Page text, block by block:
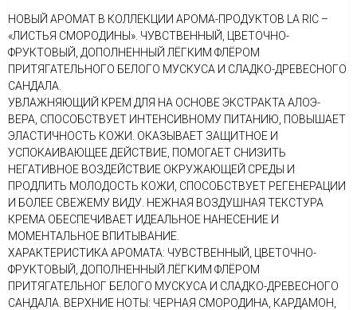
НОВЫЙ АРОМАТ В КОЛЛЕКЦИИ АРОМА-ПРОДУКТОВ LA RIC –
«ЛИСТЬЯ СМОРОДИНЫ». ЧУВСТВЕННЫЙ, ЦВЕТОЧНО-
ФРУКТОВЫЙ, ДОПОЛНЕННЫЙ ЛЁГКИМ ФЛЁРОМ
ПРИТЯГАТЕЛЬНОГО БЕЛОГО МУСКУСА И СЛАДКО-ДРЕВЕСНОГО
САНДАЛА.
УВЛАЖНЯЮЩИЙ КРЕМ ДЛЯ НА ОСНОВЕ ЭКСТРАКТА АЛОЭ-
ВЕРА, СПОСОБСТВУЕТ ИНТЕНСИВНОМУ ПИТАНИЮ, ПОВЫШАЕТ
ЭЛАСТИЧНОСТЬ КОЖИ. ОКАЗЫВАЕТ ЗАЩИТНОЕ И
УСПОКАИВАЮЩЕЕ ДЕЙСТВИЕ, ПОМОГАЕТ СНИЗИТЬ
НЕГАТИВНОЕ ВОЗДЕЙСТВИЕ ОКРУЖАЮЩЕЙ СРЕДЫ И
ПРОДЛИТЬ МОЛОДОСТЬ КОЖИ, СПОСОБСТВУЕТ РЕГЕНЕРАЦИИ
И БОЛЕЕ СВЕЖЕМУ ВИДУ. НЕЖНАЯ ВОЗДУШНАЯ ТЕКСТУРА
КРЕМА ОБЕСПЕЧИВАЕТ ИДЕАЛЬНОЕ НАНЕСЕНИЕ И
МОМЕНТАЛЬНОЕ ВПИТЫВАНИЕ.
ХАРАКТЕРИСТИКА АРОМАТА: ЧУВСТВЕННЫЙ, ЦВЕТОЧНО-
ФРУКТОВЫЙ, ДОПОЛНЕННЫЙ ЛЁГКИМ ФЛЁРОМ
ПРИТЯГАТЕЛЬНОГ БЕЛОГО МУСКУСА И СЛАДКО-ДРЕВЕСНОГО
САНДАЛА. ВЕРХНИЕ НОТЫ: ЧЕРНАЯ СМОРОДИНА, КАРДАМОН,